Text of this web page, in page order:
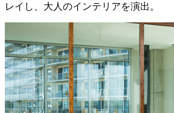
レイし、大人のインテリアを演出。